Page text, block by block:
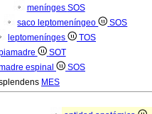
menínges SOS
saco leptomeníngeo
SOS
leptomenínges
TOS
SOT
espinal
SOS
MES